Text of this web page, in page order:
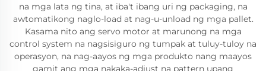
na mga lata ng tina, at iba't ibang uri ng packaging, na
awtomatikong naglo-load at nag-u-unload ng mga pallet.
Kasama nito ang servo motor at marunong na mga
control system na nagsisiguro ng tumpak at tuluy-tuloy na
operasyon, na nag-aayos ng mga produkto nang maayos
gamit ang mga nakaka-adjust na pattern upang